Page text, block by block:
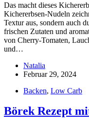
Das macht dieses
Kichererbsen-Nudeln
Textur aus, sondern auch
frischen Zutaten und
von Cherry-Tomaten,
und…
Natalia
Februar 29, 2024
Backen, Low Carb
Börek Rezept